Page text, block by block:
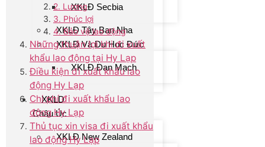
XKLĐ Secbia
XKLĐ Tây Ban Nha
XKLĐ Và Du Học Đức
XKLĐ Đan Mạch
XKLD
Châu Úc
XKLĐ New Zealand
2. Lương
3. Phúc lợi
4. Bảo vệ lao động
Những thuận lợi khi đi xuất
khẩu lao động tại Hy Lạp
Điều kiện đi xuất khẩu lao
động Hy Lạp
Chi phí đi xuất khẩu lao
động Hy Lạp
Thủ tục xin visa đi xuất khẩu
lao động Hy Lạp